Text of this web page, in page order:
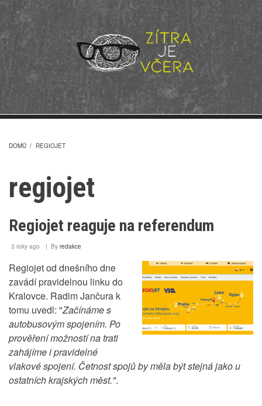
hlavnímu
NAVIGACE
DOMŮ / REGIOJET
regiojet
Regiojet reaguje na referendum
3 roky ago By redakce
Regiojet od dnešního dne
zavádí pravidelnou linku do
Kralovce. Radim Jančura k
tomu uvedl: "Začínáme s
autobusovým spojením. Po
prověření možností na trati
zahájíme i pravidelné
vlakové spojení. Četnost spojů by měla být stejná jako u
ostatních krajských měst.".